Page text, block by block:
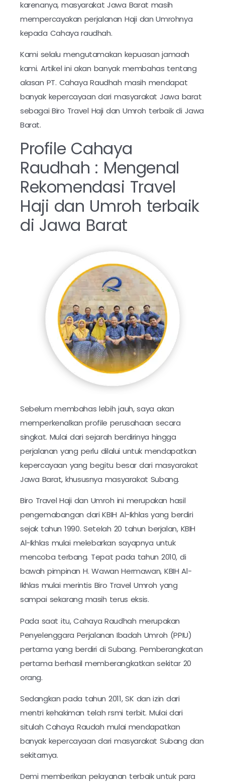
karenanya, masyarakat Jawa Barat masih
mempercayakan perjalanan Haji dan Umrohnya
kepada Cahaya raudhah.
Kami selalu mengutamakan kepuasan jamaah
kami. Artikel ini akan banyak membahas tentang
alasan PT. Cahaya Raudhah masih mendapat
banyak kepercayaan dari masyarakat Jawa barat
sebagai Biro Travel Haji dan Umroh terbaik di Jawa
Barat.
Profile Cahaya
Raudhah : Mengenal
Rekomendasi Travel
Haji dan Umroh terbaik
di Jawa Barat
Sebelum membahas lebih jauh, saya akan
memperkenalkan profile perusahaan secara
singkat. Mulai dari sejarah berdirinya hingga
perjalanan yang perlu dilalui untuk mendapatkan
kepercayaan yang begitu besar dari masyarakat
Jawa Barat, khususnya masyarakat Subang.
Biro Travel Haji dan Umroh ini merupakan hasil
pengemabangan dari KBIH Al-Ikhlas yang berdiri
sejak tahun 1990. Setelah 20 tahun berjalan, KBIH
Al-Ikhlas mulai melebarkan sayapnya untuk
mencoba terbang. Tepat pada tahun 2010, di
bawah pimpinan H. Wawan Hermawan, KBIH Al-
Ikhlas mulai merintis Biro Travel Umroh yang
sampai sekarang masih terus eksis.
Pada saat itu, Cahaya Raudhah merupakan
Penyelenggara Perjalanan Ibadah Umroh (PPIU)
pertama yang berdiri di Subang. Pemberangkatan
pertama berhasil memberangkatkan sekitar 20
orang.
Sedangkan pada tahun 2011, SK dan izin dari
mentri kehakiman telah rsmi terbit. Mulai dari
situlah Cahaya Raudah mulai mendapatkan
banyak kepercayaan dari masyarakat Subang dan
sekitarnya.
Demi memberikan pelayanan terbaik untuk para